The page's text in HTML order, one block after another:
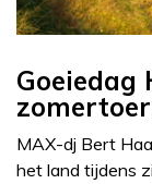
Goeiedag
MAX-dj Bert
het land tijdens